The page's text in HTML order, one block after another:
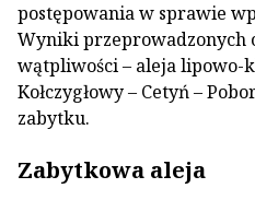
postępowania w sprawie
Wyniki przeprowadzonych
wątpliwości – aleja lipowo-
Kołczygłowy – Cetyń –
zabytku.
Zabytkowa aleja